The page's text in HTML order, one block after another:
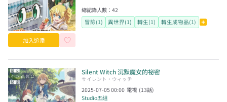
加入追番
總記錄人數：42
冒險(1)
異世界(1) 轉生(1) 轉生成物品(1)
Silent Witch 沉默魔女的祕密
サイレント・ウィッチ
2025-07-05 00:00 電視 (13話)
Studio五組